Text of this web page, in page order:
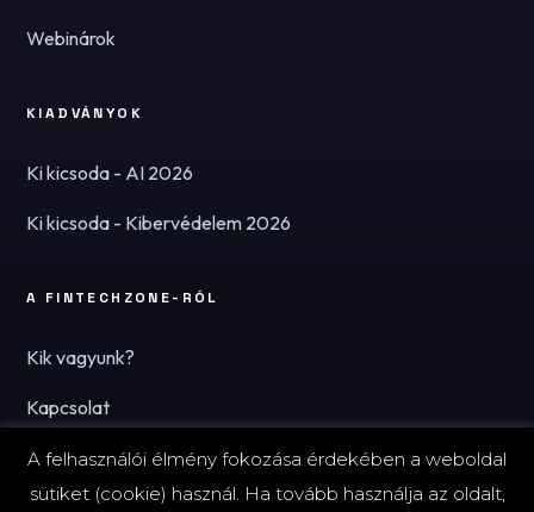
Webinárok
KIADVÁNYOK
Ki kicsoda - AI 2026
Ki kicsoda - Kibervédelem 2026
A FINTECHZONE-RÓL
Kik vagyunk?
Kapcsolat
Hírlevél
A felhasználói élmény fokozása érdekében a weboldal
sütiket (cookie) használ. Ha tovább használja az oldalt,